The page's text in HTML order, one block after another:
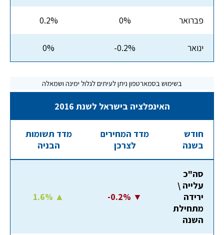
פברואר 0%
0.2%
ינואר -0.2%
0%
האינפלציה בישראל לשנת 2016
חודש
בשנה
מדד המחירים
לצרכן
מדד תשומות
הבניה
סה"כ
עלייה \
ירידה
מתחילת
השנה
-0.2% ▼
1.6% ▲